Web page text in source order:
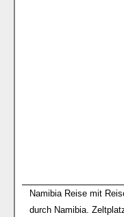
Namibia Reise mit
durch Namibia.